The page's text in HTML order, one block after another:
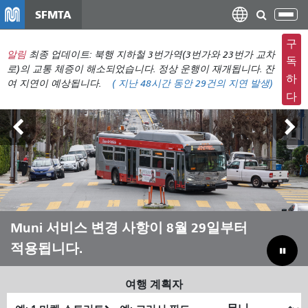
텐
츠
로
건
너
뛰
기
SFMTA
탐
색
메
뉴
전
환
알림 최종 업데이트: 북행 지하철 3번가역(3번가와 23번가 교차
로)의 교통 체증이 해소되었습니다. 정상 운행이 재개됩니다. 잔
여 지연이 예상됩니다.
( 지난 48시간 동안29건의 지연 발생)
구
독
하
다
아웃사이드 랜즈 8월 7일~9일
Muni 서비스 변경 사항이 8월 29일부터
적용됩니다.
Muni와 함께 여름을 보내세요
Muni를 살리기 위해 예산 부족분을 메
우기
여행 계획자